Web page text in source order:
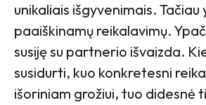
unikaliais išgyvenimais. Tačiau
paaiškinamų reikalavimų.
susiję su partnerio išvaizda.
susidurti, kuo konkretesni
išoriniam grožiui, tuo didesnė